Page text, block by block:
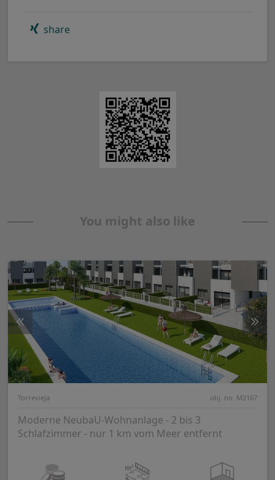
share
You might also like
Torrevieja obj. no. M2167
Moderne NeubaU-Wohnanlage - 2 bis 3
Schlafzimmer - nur 1 km vom Meer entfernt